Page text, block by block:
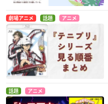
劇場アニメ 話題 アニメ
話題 アニメ